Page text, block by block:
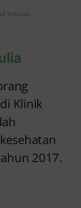
Kelamin
Klinik
2017.
Anyang